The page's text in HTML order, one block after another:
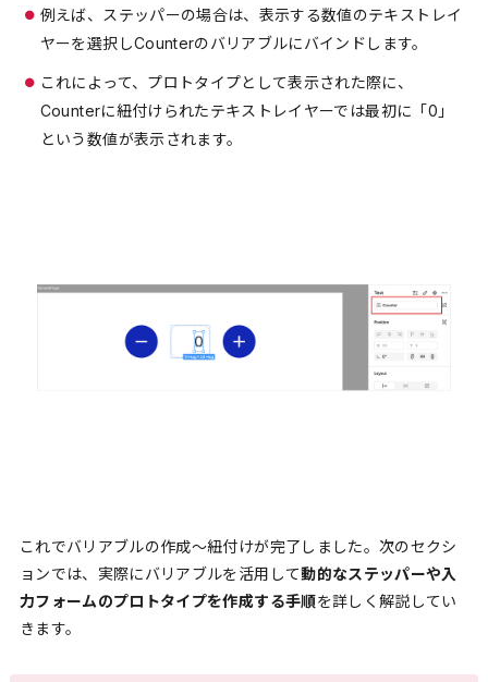
例えば、ステッパーの場合は、表示する数値のテキストレイ
ヤーを選択しCounterのバリアブルにバインドします。
これによって、プロトタイプとして表示された際に、
Counterに紐付けられたテキストレイヤーでは最初に「0」
という数値が表示されます。
これでバリアブルの作成〜紐付けが完了しました。次のセクシ
ョンでは、実際にバリアブルを活用して動的なステッパーや入
力フォームのプロトタイプを作成する手順を詳しく解説してい
きます。